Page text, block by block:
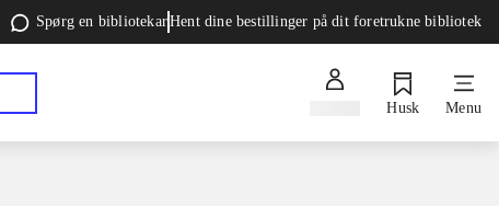
Spørg en bibliotekarHent dine bestillinger på dit foretrukne bibliotek
Husk Menu